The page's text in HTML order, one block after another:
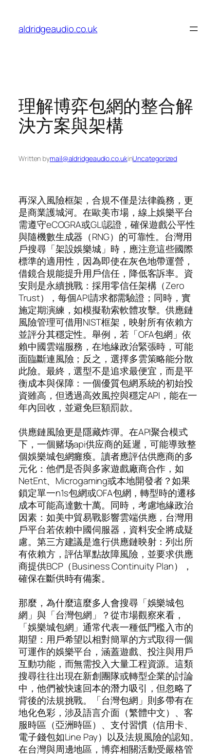
content
aldridgeaudio.co.uk
理解博弈包網的整合解
決方案與架構
Written bymail@aldridgeaudio.co.ukinUncategorized
再深入風險框架，合規不僅是法律義務，更
是商業護城河。在歐美市場，線上娛樂平台
需遵守eCOGRA或GLI認證，確保遊戲公平性
與隨機數生成器（RNG）的可靠性。台灣用
戶搜尋「架設娛樂城」時，應注意這些國際
標準的適用性，因為即使在灰色地帶運營，
借鏡合規能提升用戶信任，降低客訴率。資
安則是永續挑戰：採用零信任架構（Zero
Trust），每個API請求都需驗證；同時，實
施定期演練，如模擬勒索軟體攻擊。供應鏈
風險管理可借用NIST框架，映射所有依賴方
並評分其穩定性。舉例，若「OFA包網」依
賴中國雲端服務，在地緣政治緊張時，可能
面臨斷連風險；反之，選擇多雲策略能分散
此險。最終，選型不是追求最便宜，而是平
衡成本與保障：一個優質包網系統的初始投
資雖高，但透過高效風控與穩定API，能在一
年內回收，並避免巨額罰款。
供應鏈風險更是隱藏炸彈。在API聚合模式
下，一個赌场api供应商的延遲，可能導致整
個娛樂城包網癱瘓。讀者應評估供應商的多
元化：他們是否與多家遊戲廠商合作，如
NetEnt、Microgaming或本地開發者？如果
鎖定單一n1s包網或OFA包網，轉型時的遷移
成本可能高達數十萬。同時，考慮地緣政治
因素：如美中貿易戰影響雲端供應，台灣用
戶平台若依賴中國伺服器，資料安全將成疑
慮。第三方建議是進行供應鏈映射：列出所
有依賴方，評估單點故障風險，並要求供應
商提供BCP（Business Continuity Plan），
確保在斷供時有備案。
那麼，為什麼這麼多人會搜尋「娛樂城包
網」與「台灣包網」？從市場觀察來看，
「娛樂城包網」通常代表一種低門檻入市的
期望：用戶希望以相對簡單的方式取得一個
可運作的娛樂平台，涵蓋遊戲、投注與用戶
互動功能，而無需投入大量工程資源。這類
搜尋往往出現在新創團隊或轉型企業的討論
中，他們被快速回本的潛力吸引，但忽略了
背後的法規挑戰。「台灣包網」則多帶有在
地化色彩，涉及語言介面（繁體中文）、客
服時區（亞洲時區）、支付習慣（信用卡、
電子錢包如Line Pay）以及法規風險的認知。
在台灣與周邊地區，博弈相關活動受嚴格管